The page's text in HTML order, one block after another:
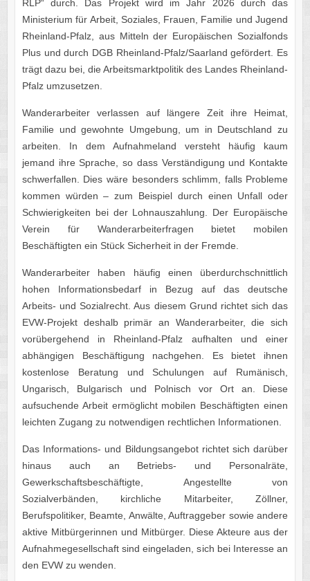
RLP“ durch. Das Projekt wird im Jahr 2026 durch das
Ministerium für Arbeit, Soziales, Frauen, Familie und Jugend
Rheinland-Pfalz, aus Mitteln der Europäischen Sozialfonds
Plus und durch DGB Rheinland-Pfalz/Saarland gefördert. Es
trägt dazu bei, die Arbeitsmarktpolitik des Landes Rheinland-
Pfalz umzusetzen.
Wanderarbeiter verlassen auf längere Zeit ihre Heimat,
Familie und gewohnte Umgebung, um in Deutschland zu
arbeiten. In dem Aufnahmeland versteht häufig kaum
jemand ihre Sprache, so dass Verständigung und Kontakte
schwerfallen. Dies wäre besonders schlimm, falls Probleme
kommen würden – zum Beispiel durch einen Unfall oder
Schwierigkeiten bei der Lohnauszahlung. Der Europäische
Verein für Wanderarbeiterfragen bietet mobilen
Beschäftigten ein Stück Sicherheit in der Fremde.
Wanderarbeiter haben häufig einen überdurchschnittlich
hohen Informationsbedarf in Bezug auf das deutsche
Arbeits- und Sozialrecht. Aus diesem Grund richtet sich das
EVW-Projekt deshalb primär an Wanderarbeiter, die sich
vorübergehend in Rheinland-Pfalz aufhalten und einer
abhängigen Beschäftigung nachgehen. Es bietet ihnen
kostenlose Beratung und Schulungen auf Rumänisch,
Ungarisch, Bulgarisch und Polnisch vor Ort an. Diese
aufsuchende Arbeit ermöglicht mobilen Beschäftigten einen
leichten Zugang zu notwendigen rechtlichen Informationen.
Das Informations- und Bildungsangebot richtet sich darüber
hinaus auch an Betriebs- und Personalräte,
Gewerkschaftsbeschäftigte, Angestellte von
Sozialverbänden, kirchliche Mitarbeiter, Zöllner,
Berufspolitiker, Beamte, Anwälte, Auftraggeber sowie andere
aktive Mitbürgerinnen und Mitbürger. Diese Akteure aus der
Aufnahmegesellschaft sind eingeladen, sich bei Interesse an
den EVW zu wenden.